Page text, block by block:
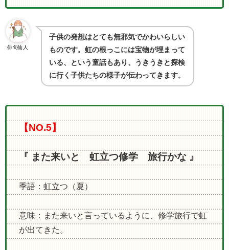
俳句仙人
子供の発想はとても無邪気でかわいらしい
ものです。虹の根っこには宝物が埋まって
いる、という童話もあり、うきうきと探検
に行く子供たちの様子が伝わってきます。
【NO.5】
『 また来いと 虹立つ修学 旅行かな 』
季語：虹立つ（夏）
意味：また来いと言っているように、修学旅行で虹
が出てきた。